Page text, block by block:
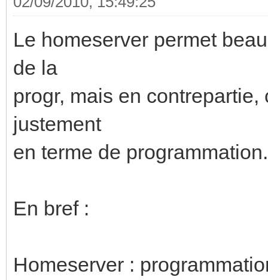
Le homeserver permet
de la
progr, mais en
justement
en terme de programmation.
En bref :
Homeserver :